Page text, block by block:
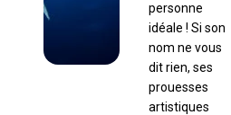
personne
idéale ! Si son
nom ne vous
dit rien, ses
prouesses
artistiques